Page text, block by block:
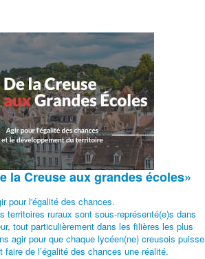
la Creuse aux grandes écoles»
pour l'égalité des chances.
territoires ruraux sont sous-représenté(e)s dans
tout particulièrement dans les filières les plus
agir pour que chaque lycéen(ne) creusois puisse
faire de l’égalité des chances une réalité.